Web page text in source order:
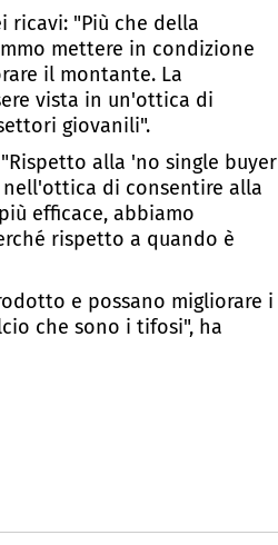
"Più che della
mettere in condizione
il montante. La
vista in un'ottica di
giovanili".
alla 'no single buyer
di consentire alla
efficace, abbiamo
rispetto a quando è
e possano migliorare i
che sono i tifosi", ha